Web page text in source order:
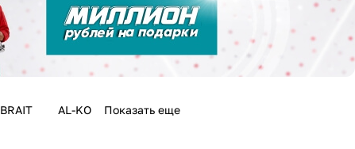
BRAIT AL-KO Показать еще